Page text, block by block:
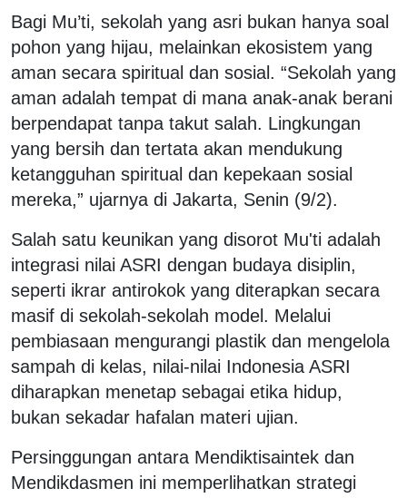
Bagi Mu’ti, sekolah yang asri bukan hanya soal
pohon yang hijau, melainkan ekosistem yang
aman secara spiritual dan sosial. “Sekolah yang
aman adalah tempat di mana anak-anak berani
berpendapat tanpa takut salah. Lingkungan
yang bersih dan tertata akan mendukung
ketangguhan spiritual dan kepekaan sosial
mereka,” ujarnya di Jakarta, Senin (9/2).
Salah satu keunikan yang disorot Mu'ti adalah
integrasi nilai ASRI dengan budaya disiplin,
seperti ikrar antirokok yang diterapkan secara
masif di sekolah-sekolah model. Melalui
pembiasaan mengurangi plastik dan mengelola
sampah di kelas, nilai-nilai Indonesia ASRI
diharapkan menetap sebagai etika hidup,
bukan sekadar hafalan materi ujian.
Persinggungan antara Mendiktisaintek dan
Mendikdasmen ini memperlihatkan strategi